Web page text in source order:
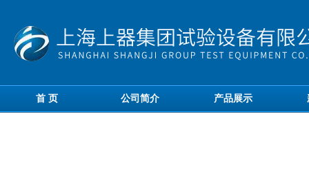
首 页 公司简介 产品展示